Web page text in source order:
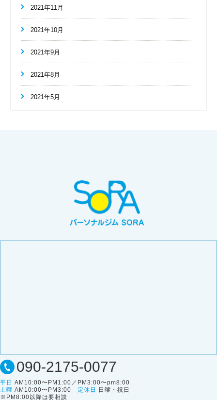
2021年11月
2021年10月
2021年9月
2021年8月
2021年5月
090-2175-0077
平日 AM10:00〜PM1:00／PM3:00〜pm8:00
土曜 AM10:00〜PM3:00 定休日
日曜・祝日
※PM8:00以降は要相談